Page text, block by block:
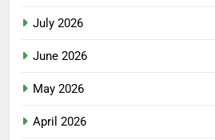
July 2026
June 2026
May 2026
April 2026